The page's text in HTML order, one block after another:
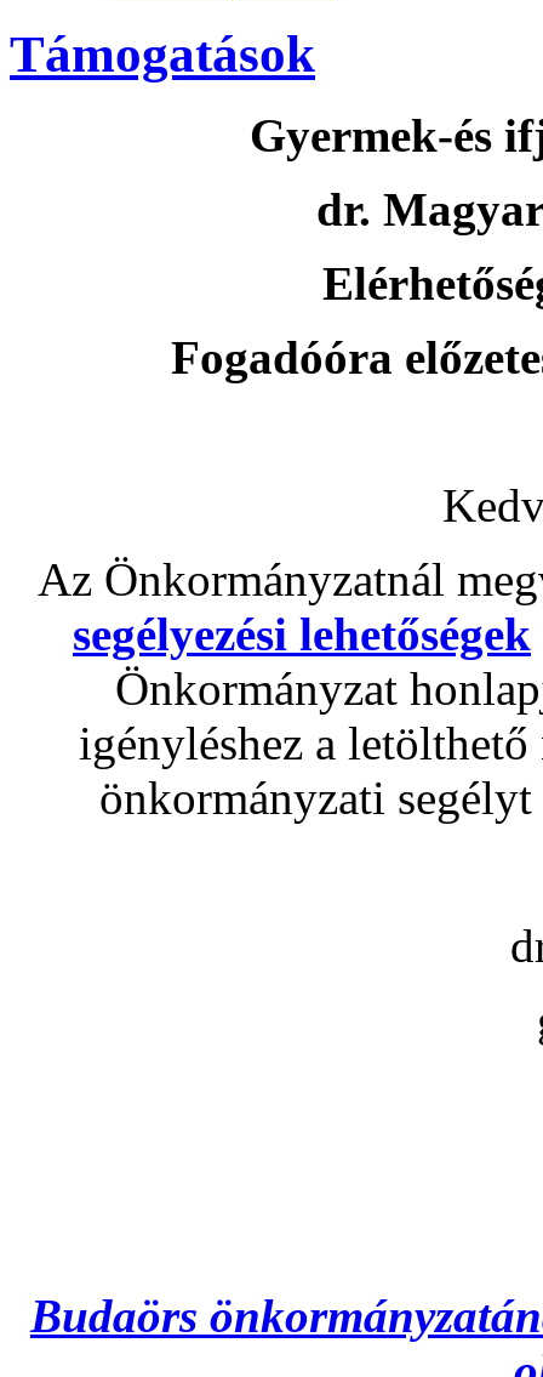
Támogatások
Gyermek-és
dr.
Fogadóóra
Az Önkormányzatnál
segélyezési lehetőségek
Önkormányzat
igényléshez a
önkormányzati
Budaörs